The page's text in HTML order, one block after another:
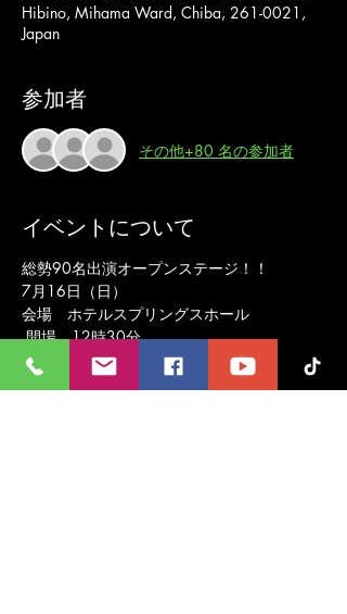
Hibino, Mihama Ward, Chiba, 261-0021,
Japan
参加者
その他+80 名の参加者
イベントについて
総勢90名出演オープンステージ！！
7月16日（日）
会場　ホテルスプリングスホール
開場　12時30分
開演　13時
終演　14時30分